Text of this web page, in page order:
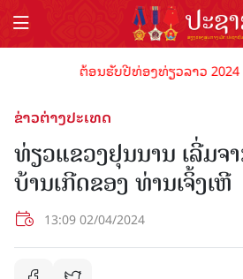
ຕ້ອນຮັບປີທ່ອງທ່ຽວລາວ 2024
ຂ່າວຕ່າງປະເທດ
ທ່ຽວແຂວງຢຸນນານ ເລີ່ມຈ
ບ້ານເກີດຂອງ ທ່ານເຈິ້ງເຫີ
13:09 02/04/2024